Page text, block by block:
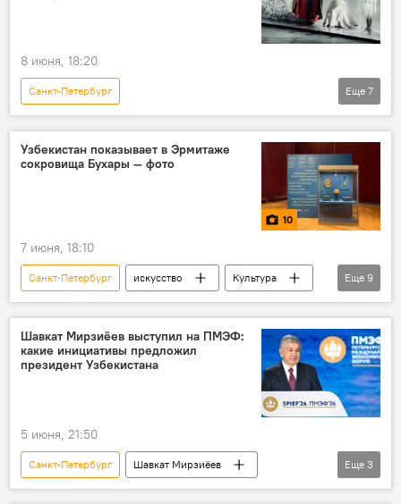
8 июня, 18:20
Санкт-Петербург
Фонд развития культуры и искусства
Узбекистан
Государственный академический Мариинский театр
Еще 7
Узбекистан показывает в Эрмитаже
сокровища Бухары — фото
10
7 июня, 18:10
Санкт-Петербург искусство
Культура
Выставка
Бухара
Государственный Эрмитаж
Россия
Узбекистан
ПМЭФ
Еще 9
Шавкат Мирзиёев выступил на ПМЭФ:
какие инициативы предложил
президент Узбекистана
5 июня, 21:50
Санкт-Петербург
Шавкат Мирзиёев
ПМЭФ
президент Узбекистана
Еще 3